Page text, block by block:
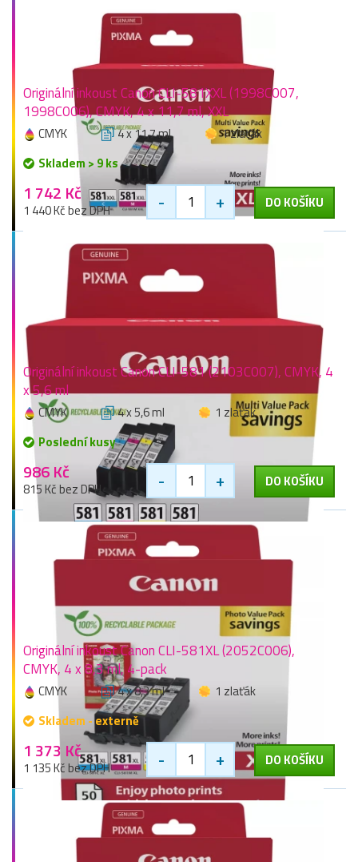
Originální inkoust Canon CLI-581XXL (1998C007,
1998C006), CMYK, 4 x 11,7 ml, XXL
CMYK 4 x 11,7 ml
1 zlaťák
Skladem > 9 ks
1 742 Kč
1 440 Kč bez DPH - + DO KOŠÍKU
Originální inkoust Canon CLI-581 (2103C007), CMYK, 4
x 5,6 ml
CMYK 4 x 5,6 ml
1 zlaťák
Poslední kusy
986 Kč
815 Kč bez DPH - + DO KOŠÍKU
Originální inkoust Canon CLI-581XL (2052C006),
CMYK, 4 x 8,3 ml, 4-pack
CMYK 4 x 8,3 ml
1 zlaťák
Skladem - externě
1 373 Kč
1 135 Kč bez DPH - + DO KOŠÍKU